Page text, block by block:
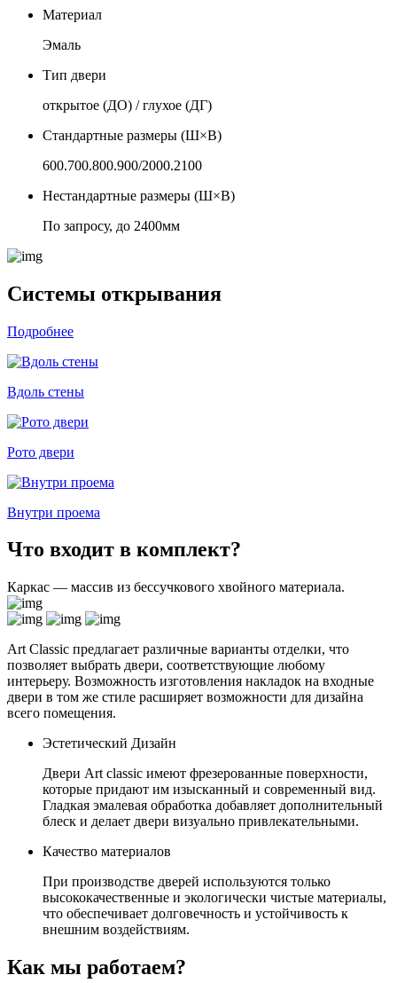
Материал
Эмаль
Тип двери
открытое (ДО) / глухое (ДГ)
Стандартные размеры (Ш×В)
600.700.800.900/2000.2100
Нестандартные размеры (Ш×В)
По запросу, до 2400мм
Системы открывания
Подробнее
Вдоль стены
Рото двери
Внутри проема
Что входит в комплект?
Каркас — массив из бессучкового хвойного материала.
Art Classic предлагает различные варианты отделки, что
позволяет выбрать двери, соответствующие любому
интерьеру. Возможность изготовления накладок на входные
двери в том же стиле расширяет возможности для дизайна
всего помещения.
Эстетический Дизайн
Двери Art classic имеют фрезерованные поверхности,
которые придают им изысканный и современный вид.
Гладкая эмалевая обработка добавляет дополнительный
блеск и делает двери визуально привлекательными.
Качество материалов
При производстве дверей используются только
высококачественные и экологически чистые материалы,
что обеспечивает долговечность и устойчивость к
внешним воздействиям.
Как мы работаем?